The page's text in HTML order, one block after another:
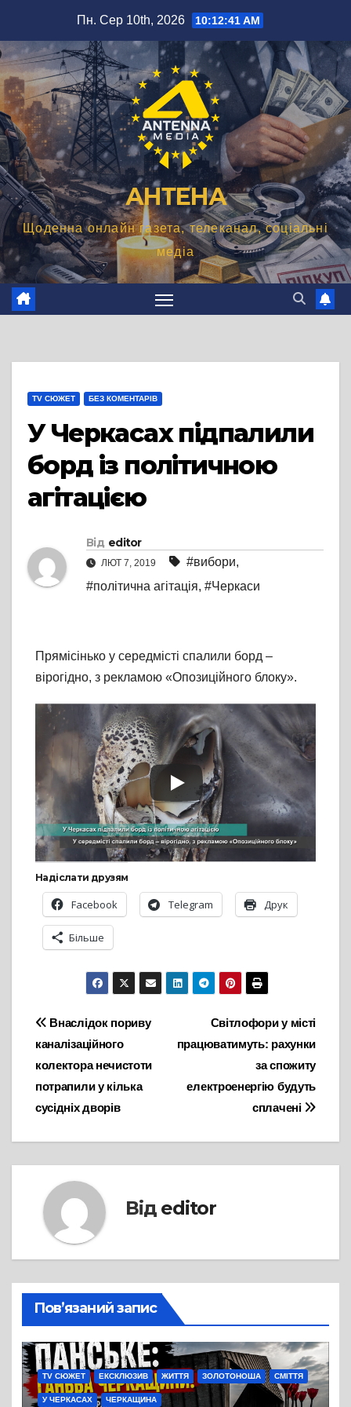
вмісту
Пн. Сер 10th, 2026 10:12:42 AM
АНТЕНА
Щоденна онлайн газета, телеканал, соціальні
медіа
TV СЮЖЕТ БЕЗ КОМЕНТАРІВ
У Черкасах підпалили
борд із політичною
агітацією
Від editor
ЛЮТ 7, 2019 #вибори,
#політична агітація, #Черкаси
Прямісінько у середмісті спалили борд –
вірогідно, з рекламою «Опозиційного блоку».
Надіслати друзям
Facebook Telegram Друк
Більше
Навігація
записів
Світлофори у місті
працюватимуть: рахунки
за спожиту
електроенергію будуть
сплачені
Внаслідок пориву
каналізаційного
колектора нечистоти
потрапили у кілька
сусідніх дворів
Від editor
Пов’язаний запис
TV СЮЖЕТ ЕКСКЛЮЗИВ ЖИТТЯ ЗОЛОТОНОША СМІТТЯ
У ЧЕРКАСАХ ЧЕРКАЩИНА